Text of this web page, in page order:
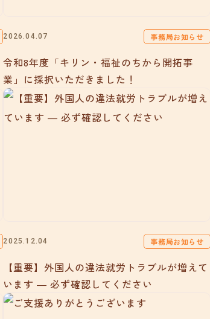
2026.04.07 事務局お知らせ
令和8年度「キリン・福祉のちから開拓事
業」に採択いただきました！
2025.12.04 事務局お知らせ
【重要】外国人の違法就労トラブルが増えて
います ― 必ず確認してください